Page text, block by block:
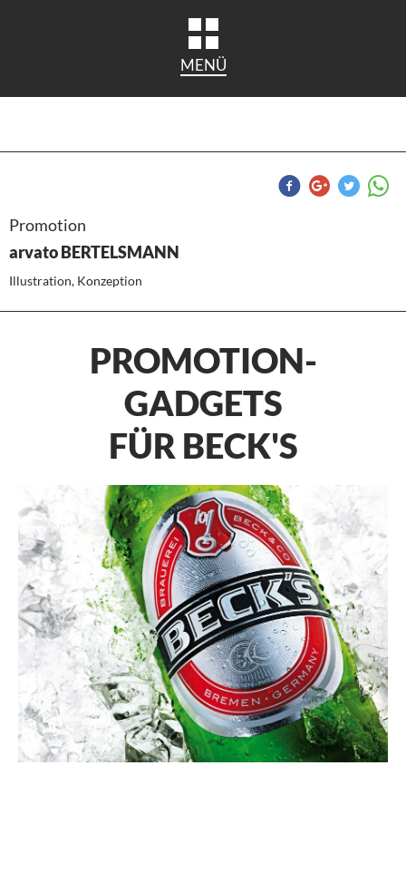
MENÜ
Promotion
arvato BERTELSMANN
Illustration, Konzeption
PROMOTION-
GADGETS
FÜR BECK'S